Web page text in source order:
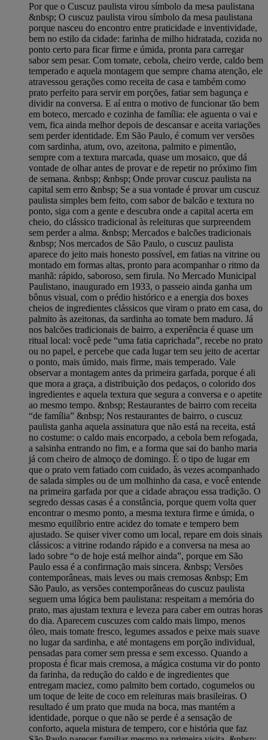
Por que o Cuscuz paulista virou símbolo da mesa paulistana
&nbsp; O cuscuz paulista virou símbolo da mesa paulistana
porque nasceu do encontro entre praticidade e inventividade,
bem no estilo da cidade: farinha de milho hidratada, cozida no
ponto certo para ficar firme e úmida, pronta para carregar
sabor sem pesar. Com tomate, cebola, cheiro verde, caldo bem
temperado e aquela montagem que sempre chama atenção, ele
atravessou gerações como receita de casa e também como
prato perfeito para servir em porções, fatiar sem bagunça e
dividir na conversa. E aí entra o motivo de funcionar tão bem
em boteco, mercado e cozinha de família: ele aguenta o vai e
vem, fica ainda melhor depois de descansar e aceita variações
sem perder identidade. Em São Paulo, é comum ver versões
com sardinha, atum, ovo, azeitona, palmito e pimentão,
sempre com a textura marcada, quase um mosaico, que dá
vontade de olhar antes de provar e de repetir no próximo fim
de semana. &nbsp; &nbsp; Onde provar cuscuz paulista na
capital sem erro &nbsp; Se a sua vontade é provar um cuscuz
paulista simples bem feito, com sabor de balcão e textura no
ponto, siga com a gente e descubra onde a capital acerta em
cheio, do clássico tradicional às releituras que surpreendem
sem perder a alma. &nbsp; Mercados e balcões tradicionais
&nbsp; Nos mercados de São Paulo, o cuscuz paulista
aparece do jeito mais honesto possível, em fatias na vitrine ou
montado em formas altas, pronto para acompanhar o ritmo da
manhã: rápido, saboroso, sem firula. No Mercado Municipal
Paulistano, inaugurado em 1933, o passeio ainda ganha um
bônus visual, com o prédio histórico e a energia dos boxes
cheios de ingredientes clássicos que viram o prato em casa, do
palmito às azeitonas, da sardinha ao tomate bem maduro. Já
nos balcões tradicionais de bairro, a experiência é quase um
ritual local: você pede “uma fatia caprichada”, recebe no prato
ou no papel, e percebe que cada lugar tem seu jeito de acertar
o ponto, mais úmido, mais firme, mais temperado. Vale
observar a montagem antes da primeira garfada, porque é ali
que mora a graça, a distribuição dos pedaços, o colorido dos
ingredientes e aquela textura que segura a conversa e o apetite
ao mesmo tempo. &nbsp; Restaurantes de bairro com receita
“de família” &nbsp; Nos restaurantes de bairro, o cuscuz
paulista ganha aquela assinatura que não está na receita, está
no costume: o caldo mais encorpado, a cebola bem refogada,
a salsinha entrando no fim, e a forma que sai do banho maria
já com cheiro de almoço de domingo. É o tipo de lugar em
que o prato vem fatiado com cuidado, às vezes acompanhado
de salada simples ou de um molhinho da casa, e você entende
na primeira garfada por que a cidade abraçou essa tradição. O
segredo dessas casas é a constância, porque quem volta quer
encontrar o mesmo ponto, a mesma textura firme e úmida, o
mesmo equilíbrio entre acidez do tomate e tempero bem
ajustado. Se quiser viver como um local, repare em dois sinais
clássicos: a vitrine rodando rápido e a conversa na mesa ao
lado sobre “o de hoje está melhor ainda”, porque em São
Paulo essa é a confirmação mais sincera. &nbsp; Versões
contemporâneas, mais leves ou mais cremosas &nbsp; Em
São Paulo, as versões contemporâneas do cuscuz paulista
seguem uma lógica bem paulistana: respeitam a memória do
prato, mas ajustam textura e leveza para caber em outras horas
do dia. Aparecem cuscuzes com caldo mais limpo, menos
óleo, mais tomate fresco, legumes assados e peixe mais suave
no lugar da sardinha, e até montagens em porção individual,
pensadas para comer sem pressa e sem excesso. Quando a
proposta é ficar mais cremosa, a mágica costuma vir do ponto
da farinha, da redução do caldo e de ingredientes que
entregam maciez, como palmito bem cortado, cogumelos ou
um toque de leite de coco em releituras mais brasileiras. O
resultado é um prato que muda na boca, mas mantém a
identidade, porque o que não se perde é a sensação de
conforto, aquela mistura de tempero, cor e história que faz